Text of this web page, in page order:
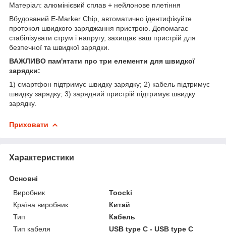
Матеріал: алюмінієвий сплав + нейлонове плетіння
Вбудований E-Marker Chip, автоматично ідентифікуйте
протокол швидкого заряджання пристрою. Допомагає
стабілізувати струм і напругу, захищає ваш пристрій для
безпечної та швидкої зарядки.
ВАЖЛИВО пам'ятати про три елементи для швидкої
зарядки:
1) смартфон підтримує швидку зарядку; 2) кабель підтримує
швидку зарядку; 3) зарядний пристрій підтримує швидку
зарядку.
Приховати
Характеристики
Основні
Виробник
Toocki
Країна виробник
Китай
Тип
Кабель
Тип кабеля
USB type C - USB type C